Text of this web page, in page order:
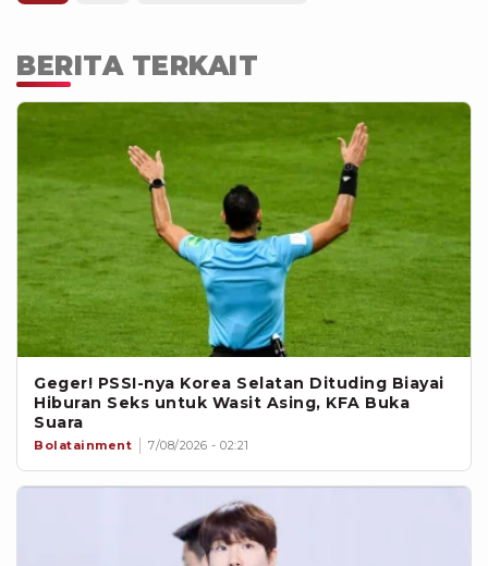
BERITA TERKAIT
Geger! PSSI-nya Korea Selatan Dituding Biayai
Hiburan Seks untuk Wasit Asing, KFA Buka
Suara
Bolatainment 7/08/2026 - 02:21